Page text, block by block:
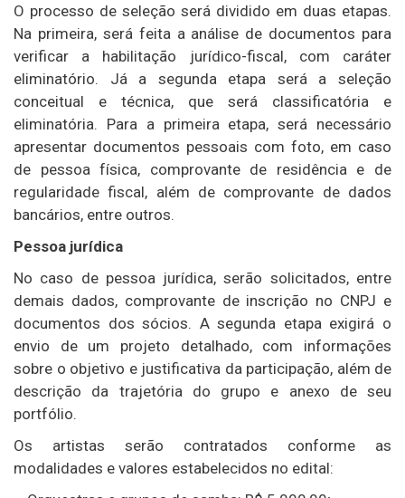
O processo de seleção será dividido em duas etapas.
Na primeira, será feita a análise de documentos para
verificar a habilitação jurídico-fiscal, com caráter
eliminatório. Já a segunda etapa será a seleção
conceitual e técnica, que será classificatória e
eliminatória. Para a primeira etapa, será necessário
apresentar documentos pessoais com foto, em caso
de pessoa física, comprovante de residência e de
regularidade fiscal, além de comprovante de dados
bancários, entre outros.
Pessoa jurídica
No caso de pessoa jurídica, serão solicitados, entre
demais dados, comprovante de inscrição no CNPJ e
documentos dos sócios. A segunda etapa exigirá o
envio de um projeto detalhado, com informações
sobre o objetivo e justificativa da participação, além de
descrição da trajetória do grupo e anexo de seu
portfólio.
Os artistas serão contratados conforme as
modalidades e valores estabelecidos no edital: